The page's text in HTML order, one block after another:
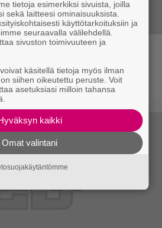
parasta
listattu
tietoja esimerkiksi sivuista, joilla
sekä laitteesi ominaisuuksista.
käyttötarkoituksiin ja
seuraavalla välilehdellä.
sivuston toimivuuteen ja
käsitellä tietoja myös ilman
siihen oikeutettu peruste. Voit
asetuksiasi milloin tahansa
kaikki
Omat valintani